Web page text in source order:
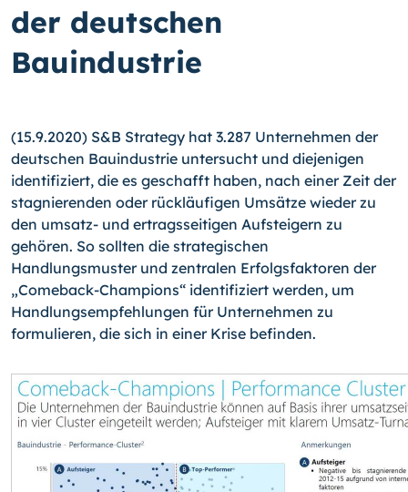
der deutschen
Bauindustrie
(15.9.2020) S&B Strategy hat 3.287 Unternehmen der
deutschen Bauindustrie untersucht und diejenigen
identifiziert, die es geschafft haben, nach einer Zeit der
stagnierenden oder rückläufigen Umsätze wieder zu
den umsatz- und ertragsseitigen Aufsteigern zu
gehören. So sollten die strategischen
Handlungsmuster und zentralen Erfolgsfaktoren der
„Comeback-Champions“ identifiziert werden, um
Handlungsempfehlungen für Unternehmen zu
formulieren, die sich in einer Krise befinden.